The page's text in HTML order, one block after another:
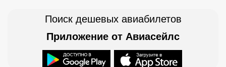
Поиск дешевых авиабилетов
Приложение от Авиасейлс